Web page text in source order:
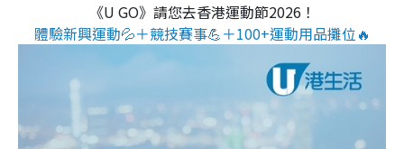
《U GO》請您去香港運動節2026！
體驗新興運動💦＋競技賽事💪＋100+運動用品攤位🔥